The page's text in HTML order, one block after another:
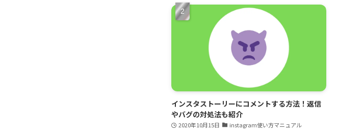
インスタストーリーにコメントする方法！返信
やバグの対処法も紹介
2020年10月15日 instagram使い方マニュアル